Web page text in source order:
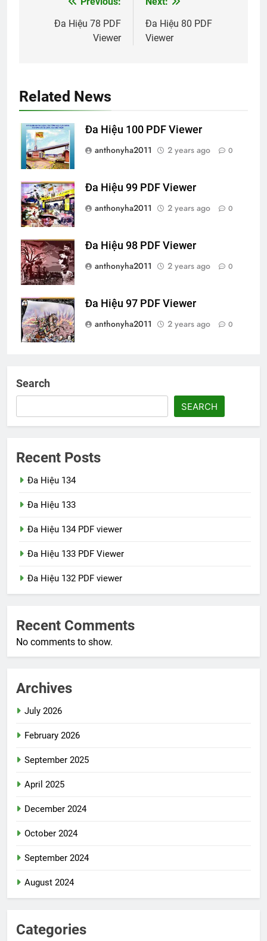
navigation
Đa Hiệu 78 PDF
Viewer
Đa Hiệu 80 PDF
Viewer
Related News
Đa Hiệu 100 PDF Viewer
anthonyha2011
2 years ago 0
Đa Hiệu 99 PDF Viewer
anthonyha2011
2 years ago 0
Đa Hiệu 98 PDF Viewer
anthonyha2011
2 years ago 0
Đa Hiệu 97 PDF Viewer
anthonyha2011
2 years ago 0
Search
SEARCH
Recent Posts
Đa Hiệu 134
Đa Hiệu 133
Đa Hiệu 134 PDF viewer
Đa Hiệu 133 PDF Viewer
Đa Hiệu 132 PDF viewer
Recent Comments
No comments to show.
Archives
July 2026
February 2026
September 2025
April 2025
December 2024
October 2024
September 2024
August 2024
Categories